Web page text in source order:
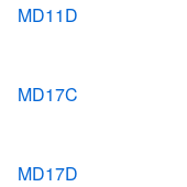
MD11D
MD17C
MD17D